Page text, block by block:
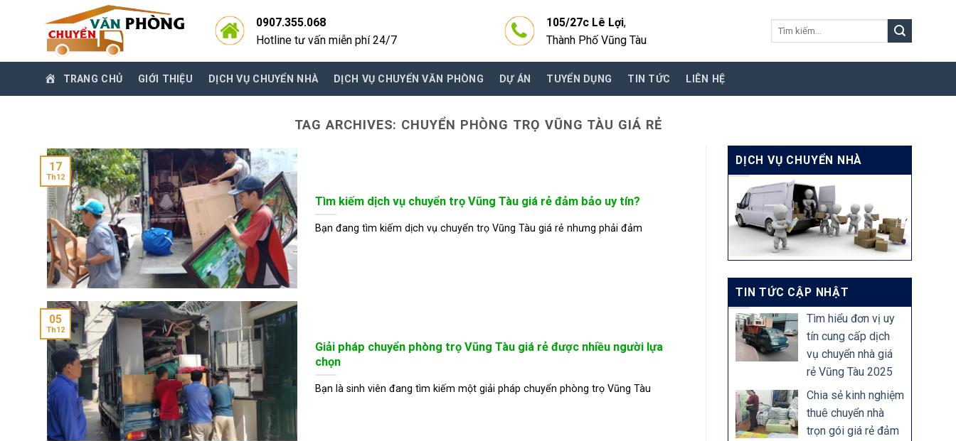
0907.355.068
Hotline tư vấn miễn phí 24/7
105/27c Lê Lợi,
Thành Phố Vũng Tàu
Tìm
TRANG CHỦ GIỚI THIỆU DỊCH VỤ CHUYỂN NHÀ DỊCH VỤ CHUYỂN VĂN PHÒNG DỰ ÁN TUYỂN DỤNG TIN TỨC LIÊN HỆ
TAG ARCHIVES: CHUYỂN PHÒNG TRỌ VŨNG TÀU GIÁ RẺ
Tìm kiếm dịch vụ chuyển trọ Vũng Tàu giá rẻ đảm bảo uy tín?
Bạn đang tìm kiếm dịch vụ chuyển trọ Vũng Tàu giá rẻ nhưng phải đảm
17
Th12
Giải pháp chuyển phòng trọ Vũng Tàu giá rẻ được nhiều người lựa
chọn
Bạn là sinh viên đang tìm kiếm một giải pháp chuyển phòng trọ Vũng Tàu
05
Th12
DỊCH VỤ CHUYỂN NHÀ
TIN TỨC CẬP NHẬT
Tìm hiểu đơn vị uy
tín cung cấp dịch
vụ chuyển nhà giá
rẻ Vũng Tàu 2025
Chia sẻ kinh nghiệm
thuê chuyển nhà
trọn gói giá rẻ đảm